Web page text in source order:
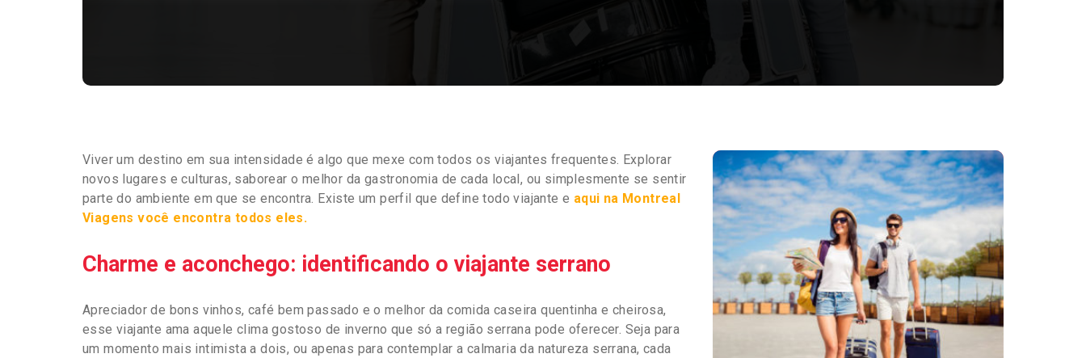
Viver um destino em sua intensidade é algo que mexe com todos os viajantes frequentes. Explorar
novos lugares e culturas, saborear o melhor da gastronomia de cada local, ou simplesmente se sentir
parte do ambiente em que se encontra. Existe um perfil que define todo viajante e aqui na Montreal
Viagens você encontra todos eles.
Charme e aconchego: identificando o viajante serrano
Apreciador de bons vinhos, café bem passado e o melhor da comida caseira quentinha e cheirosa,
esse viajante ama aquele clima gostoso de inverno que só a região serrana pode oferecer. Seja para
um momento mais intimista a dois, ou apenas para contemplar a calmaria da natureza serrana, cada